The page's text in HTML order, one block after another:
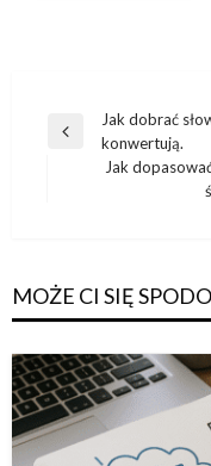
Nawigacja
wpisu
Poprzedni
Jak dobrać
konwertują.
Jak
MOŻE CI SIĘ